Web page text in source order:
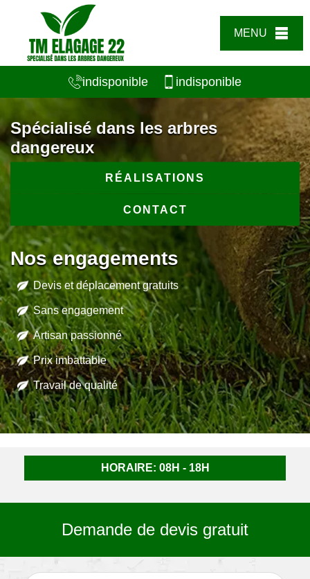
MENU
indisponible indisponible
Spécialisé dans les arbres
dangereux
RÉALISATIONS
CONTACT
Nos engagements
Devis et déplacement gratuits
Sans engagement
Artisan passionné
Prix imbattable
Travail de qualité
HORAIRE: 08H - 18H
Demande de devis gratuit